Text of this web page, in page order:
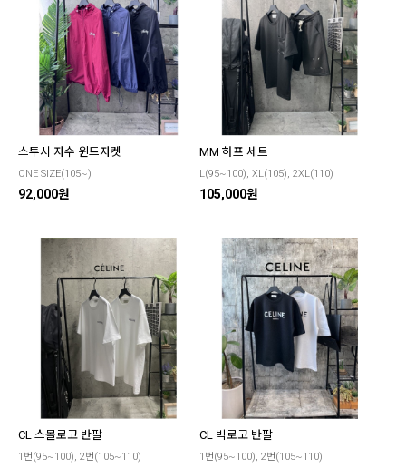
스투시 자수 윈드자켓
ONE SIZE(105~)
92,000원
MM 하프 세트
L(95~100), XL(105), 2XL(110)
105,000원
CL 스몰로고 반팔
1번(95~100), 2번(105~110)
CL 빅로고 반팔
1번(95~100), 2번(105~110)